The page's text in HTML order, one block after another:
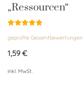
„Ressourcen“
mit
von 5
geprüfte Gesamtbewertungen
1,59€
inkl. MwSt.